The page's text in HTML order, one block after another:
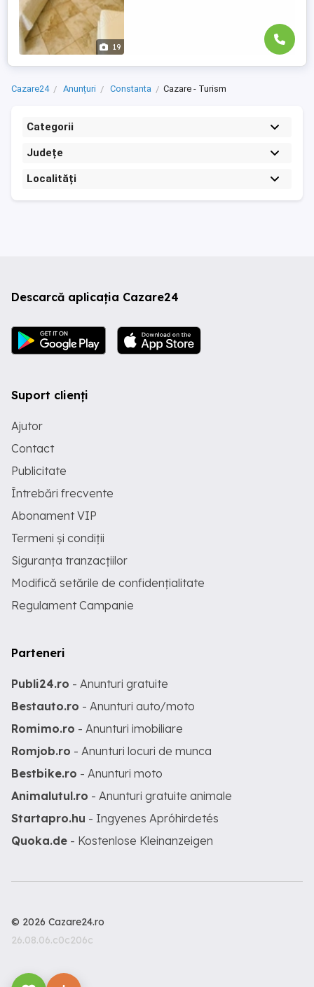
19
Cazare24 Anunțuri Constanta Cazare - Turism
Categorii
Județe
Localități
Descarcă aplicația Cazare24
Suport clienți
Ajutor
Contact
Publicitate
Întrebări frecvente
Abonament VIP
Termeni și condiții
Siguranța tranzacțiilor
Modifică setările de confidențialitate
Regulament Campanie
Parteneri
Publi24.ro - Anunturi gratuite
Bestauto.ro - Anunturi auto/moto
Romimo.ro - Anunturi imobiliare
Romjob.ro - Anunturi locuri de munca
Bestbike.ro - Anunturi moto
Animalutul.ro - Anunturi gratuite animale
Startapro.hu - Ingyenes Apróhirdetés
Quoka.de - Kostenlose Kleinanzeigen
© 2026 Cazare24.ro
26.08.06.c0c206c